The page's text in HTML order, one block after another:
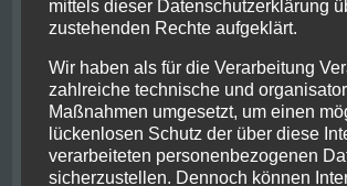
nicht spät und startete mit einem
zum Old Fort, wahrscheinlich der
Read More
Posted inAllgemein Leave a
mittels dieser Datenschutzerklärung
zustehenden Rechte aufgeklärt.
Wir haben als für die Verarbeitung
zahlreiche technische und
Maßnahmen umgesetzt, um einen
lückenlosen Schutz der über diese
verarbeiteten personenbezogenen
sicherzustellen. Dennoch können